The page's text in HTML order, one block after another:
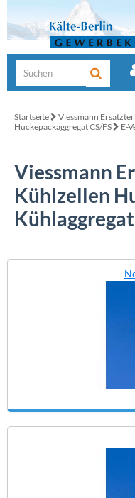
Startseite Viessmann
Huckepackaggregat CS/FS
E-
Viessmann
Kühlzellen